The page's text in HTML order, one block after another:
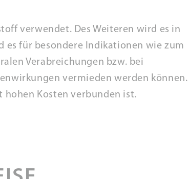
verwendet. Des Weiteren wird es in
es für besondere Indikationen wie zum
Verabreichungen bzw. bei
vermieden werden können.
hohen Kosten verbunden ist.